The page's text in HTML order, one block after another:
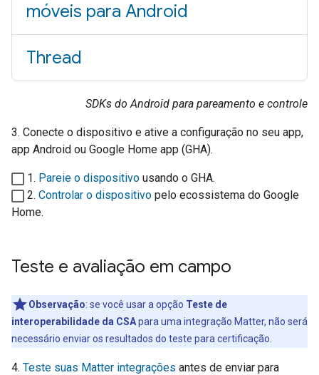
móveis para Android
Thread
SDKs do Android para pareamento e controle
3. Conecte o dispositivo e ative a configuração no seu app,
app Android ou Google Home app (GHA).
1. Pareie o dispositivo usando o GHA.
2. Controlar o dispositivo pelo ecossistema do Google
Home.
Teste e avaliação em campo
Observação: se você usar a opção Teste de
interoperabilidade da CSApara uma integração Matter, não será
necessário enviar os resultados do teste para certificação.
4. Teste suas Matter integrações antes de enviar para